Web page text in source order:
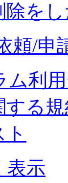
除を
頼/申
ム利
する
表示